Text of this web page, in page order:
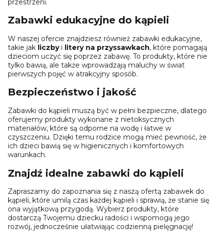
Zabawki edukacyjne do kąpieli
W naszej ofercie znajdziesz również zabawki edukacyjne,
takie jak liczbyi litery na przyssawkach, które pomagają
dzieciom uczyć się poprzez zabawę. To produkty, które nie
tylko bawią, ale także wprowadzają maluchy w świat
pierwszych pojęć w atrakcyjny sposób.
Bezpieczeństwo i jakość
Zabawki do kąpieli muszą być w pełni bezpieczne, dlatego
oferujemy produkty wykonane z nietoksycznych
materiałów, które są odporne na wodę i łatwe w
czyszczeniu. Dzięki temu rodzice mogą mieć pewność, że
ich dzieci bawią się w higienicznych i komfortowych
warunkach.
Znajdź idealne zabawki do kąpieli
Zapraszamy do zapoznania się z naszą ofertą zabawek do
kąpieli, które umilą czas każdej kąpieli i sprawią, że stanie się
ona wyjątkową przygodą. Wybierz produkty, które
dostarczą Twojemu dziecku radości i wspomogą jego
rozwój, jednocześnie ułatwiając codzienną pielęgnację!